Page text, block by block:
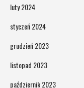
luty 2024
styczeń 2024
grudzień 2023
listopad 2023
październik 2023